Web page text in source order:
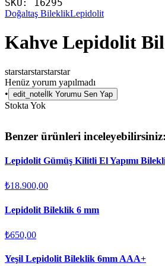
SKU: 16295
Doğaltaş BileklikLepidolit
Kahve Lepidolit
starstarstarstarstar
Henüz yorum yapılmadı
• edit_note İlk Yorumu Sen Yap
Stokta Yok
Benzer ürünleri inceleyebilirsiniz:
Lepidolit Gümüş Kilitli El Yapımı
₺18.900,00
Lepidolit Bileklik 6 mm
₺650,00
Yeşil Lepidolit Bileklik 6mm AAA+